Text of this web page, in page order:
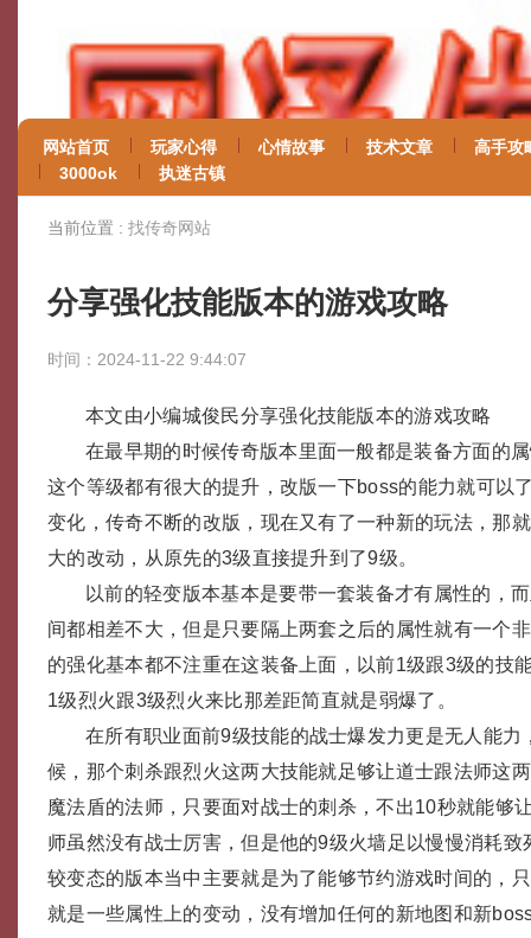
网站首页 玩家心得 心情故事 技术文章
高手攻
3000ok
执迷古镇
当前位置 : 找传奇网站
分享强化技能版本的游戏攻略
时间：2024-11-22 9:44:07
本文由小编城俊民分享强化技能版本的游戏攻略
在最早期的时候传奇版本里面一般都是装备方面的
这个等级都有很大的提升，改版一下boss的能力就可以
变化，传奇不断的改版，现在又有了一种新的玩法，那
大的改动，从原先的3级直接提升到了9级。
以前的轻变版本基本是要带一套装备才有属性的，
间都相差不大，但是只要隔上两套之后的属性就有一个
的强化基本都不注重在这装备上面，以前1级跟3级的技
1级烈火跟3级烈火来比那差距简直就是弱爆了。
在所有职业面前9级技能的战士爆发力更是无人能力
候，那个刺杀跟烈火这两大技能就足够让道士跟法师这
魔法盾的法师，只要面对战士的刺杀，不出10秒就能够
师虽然没有战士厉害，但是他的9级火墙足以慢慢消耗致
较变态的版本当中主要就是为了能够节约游戏时间的，
就是一些属性上的变动，没有增加任何的新地图和新